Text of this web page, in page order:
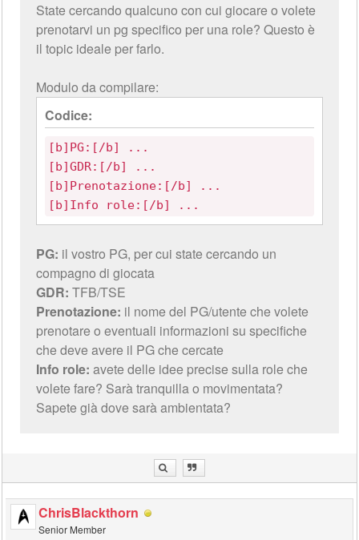
State cercando qualcuno con cui giocare o volete
prenotarvi un pg specifico per una role? Questo è
il topic ideale per farlo.
Modulo da compilare:
Codice:
[b]PG:[/b] ...
[b]GDR:[/b] ...
[b]Prenotazione:[/b] ...
[b]Info role:[/b] ...
PG: il vostro PG, per cui state cercando un
compagno di giocata
GDR: TFB/TSE
Prenotazione: il nome del PG/utente che volete
prenotare o eventuali informazioni su specifiche
che deve avere il PG che cercate
Info role: avete delle idee precise sulla role che
volete fare? Sarà tranquilla o movimentata?
Sapete già dove sarà ambientata?
ChrisBlackthorn
Senior Member